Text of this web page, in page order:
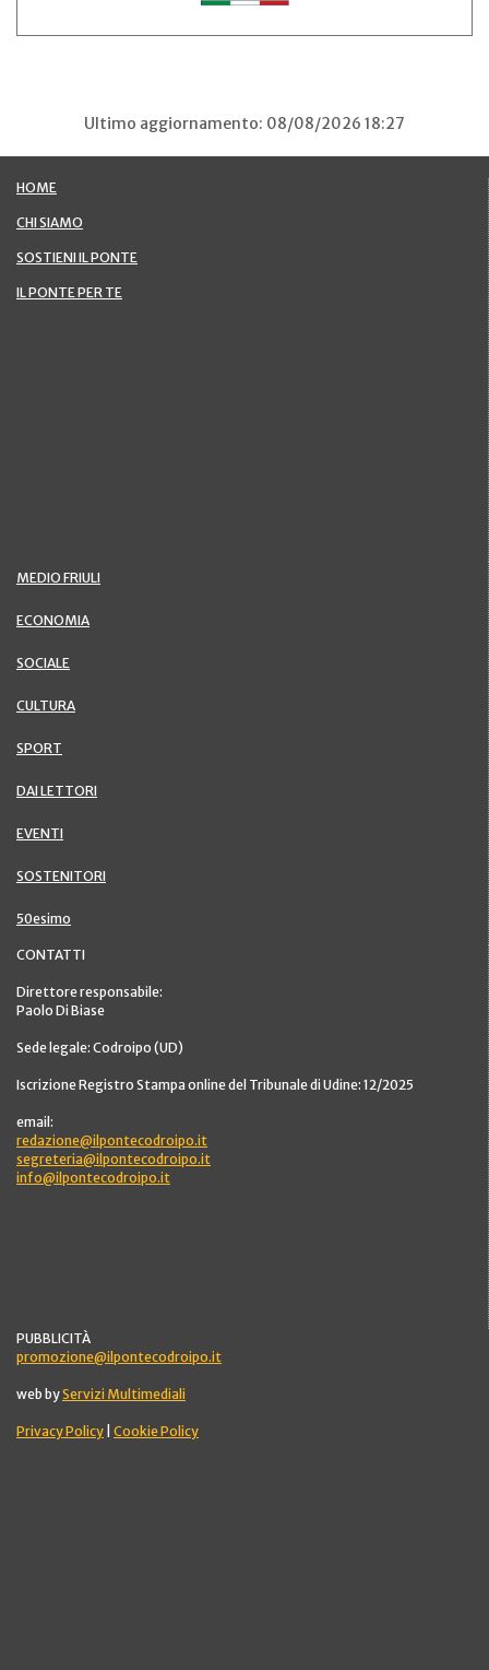
Ultimo aggiornamento: 08/08/2026 18:27
HOME
CHI SIAMO
SOSTIENI IL PONTE
IL PONTE PER TE
MEDIO FRIULI
ECONOMIA
SOCIALE
CULTURA
SPORT
DAI LETTORI
EVENTI
SOSTENITORI
50esimo
CONTATTI
Direttore responsabile:
Paolo Di Biase
Sede legale: Codroipo (UD)
Iscrizione Registro Stampa online del Tribunale di Udine: 12/2025
email:
redazione@ilpontecodroipo.it
segreteria@ilpontecodroipo.it
info@ilpontecodroipo.it
PUBBLICITÀ
promozione@ilpontecodroipo.it
web byServizi Multimediali
Privacy Policy Cookie Policy